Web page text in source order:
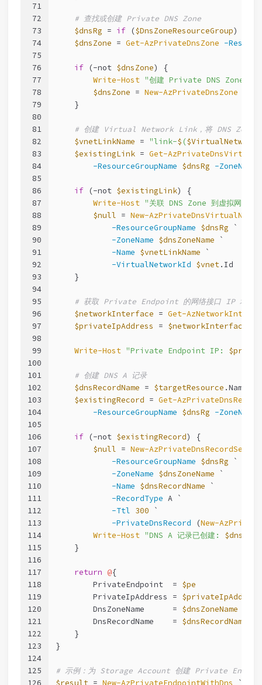
71
72
73
74
75
76
77
78
79
80
81
82
83
84
85
86
87
88
89
90
91
92
93
94
95
96
97
98
99
100
101
102
103
104
105
106
107
108
109
110
111
112
113
114
115
116
117
118
119
120
121
122
123
124
125
126
# 查找或创建 Private DNS Zone
$dnsRg = if ($DnsZoneResourceGroup) {
$dnsZone = Get-AzPrivateDnsZone -
if (-not $dnsZone) {
Write-Host "创建 Private DNS Zone:
$dnsZone = New-AzPrivateDnsZone
    }
# 创建 Virtual Network Link，将 DNS Zone
$vnetLinkName = "link-$ (
$existingLink = Get-
-ResourceGroupName $dnsRg -ZoneName
if (-not $existingLink) {
Write-Host "关联 DNS Zone 到虚拟网络:
$null = New-
-ResourceGroupName $dnsRg `
-ZoneName $dnsZoneName `
-Name $vnetLinkName `
-VirtualNetworkId $vnet.Id
    }
# 获取 Private Endpoint 的网络接口 IP 地址
$networkInterface = Get-
$privateIpAddress = $networkInterface
Write-Host "Private Endpoint IP:
# 创建 DNS A 记录
$dnsRecordName = $targetResource .Name
$existingRecord = Get-
-ResourceGroupName $dnsRg -ZoneName
if (-not $existingRecord) {
$null = New-AzPrivateDnsRecordSet
-ResourceGroupName $dnsRg `
-ZoneName $dnsZoneName `
-Name $dnsRecordName `
-RecordType A `
-Ttl 300 `
-PrivateDnsRecord (New-
Write-Host "DNS A 记录已创建:
    }
return @{
        PrivateEndpoint  =
$pe
        PrivateIpAddress =
$privateIpAddress
        DnsZoneName      =
$dnsZoneName
        DnsRecordName    =
$dnsRecordName
    }
}
# 示例：为 Storage Account 创建 Private
$result = New-AzPrivateEndpointWithDns `